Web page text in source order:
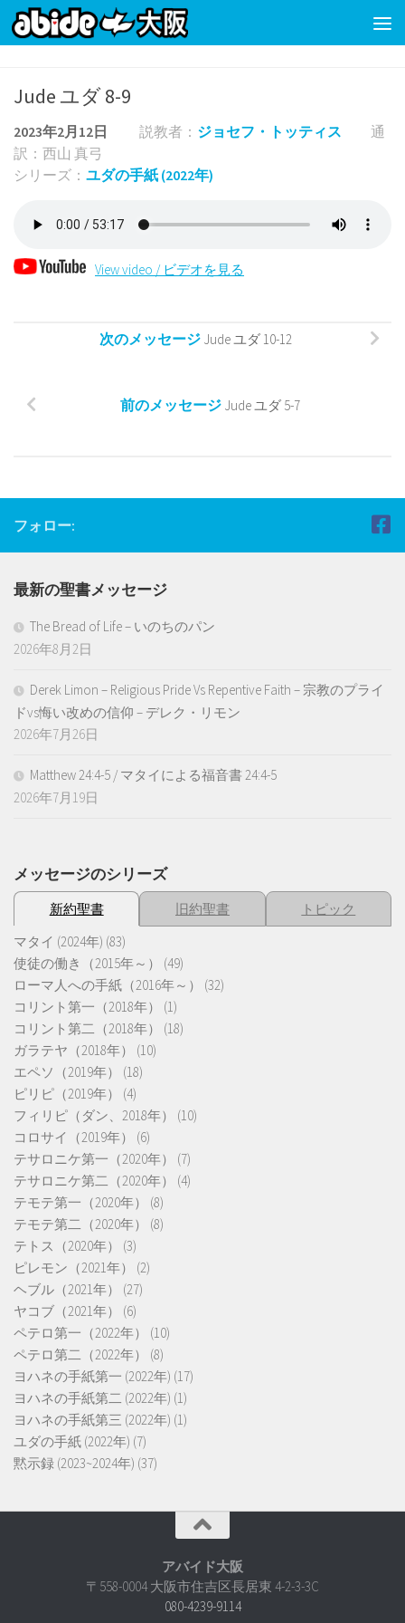
コンテンツの下
Jude ユダ 8-9
2023年2月12日 説教者： ジョセフ・トッティス
通
訳：西山 真弓
シリーズ： ユダの手紙 (2022年)
View video / ビデオを見る
次のメッセージ Jude ユダ 10-12
前のメッセージ Jude ユダ 5-7
フォロー:
最新の聖書メッセージ
The Bread of Life – いのちのパン
2026年8月2日
Derek Limon – Religious Pride Vs Repentive Faith – 宗教のプライ
ドvs悔い改めの信仰 – デレク・リモン
2026年7月26日
Matthew 24:4-5 / マタイによる福音書 24:4-5
2026年7月19日
メッセージのシリーズ
新約聖書 旧約聖書
トピック
マタイ (2024年) (83)
使徒の働き（2015年～）
(49)
ローマ人への手紙（2016年～）
(32)
コリント第一（2018年）
(1)
コリント第二（2018年）
(18)
ガラテヤ（2018年）
(10)
エペソ（2019年）
(18)
ピリピ（2019年）
(4)
フィリピ（ダン、2018年）
(10)
コロサイ（2019年）
(6)
テサロニケ第一（2020年）
(7)
テサロニケ第二（2020年）
(4)
テモテ第一（2020年）
(8)
テモテ第二（2020年）
(8)
テトス（2020年）
(3)
ピレモン（2021年）
(2)
ヘブル（2021年）
(27)
ヤコブ（2021年）
(6)
ペテロ第一（2022年）
(10)
ペテロ第二（2022年）
(8)
ヨハネの手紙第一 (2022年) (17)
ヨハネの手紙第二 (2022年) (1)
ヨハネの手紙第三 (2022年) (1)
ユダの手紙 (2022年) (7)
黙示録 (2023~2024年) (37)
アバイド大阪
〒558-0004 大阪市住吉区長居東 4-2-3-3C
080-4239-9114